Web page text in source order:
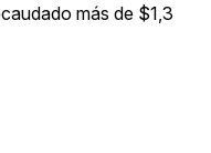
más de $1,3